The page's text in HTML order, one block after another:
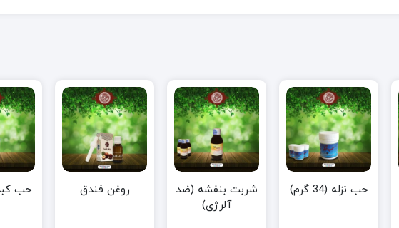
حب نزله (34 گرم)
شربت بنفشه (ضد
آلرژی)
روغن فندق حب کبد